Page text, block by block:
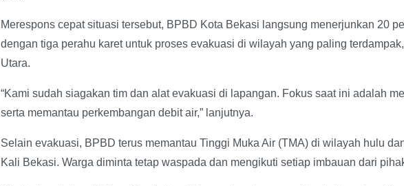
Merespons cepat situasi tersebut, BPBD Kota Bekasi langsung menerjunkan 20
dengan tiga perahu karet untuk proses evakuasi di wilayah yang paling
Utara.
“Kami sudah siagakan tim dan alat evakuasi di lapangan. Fokus saat ini adalah
serta memantau perkembangan debit air,” lanjutnya.
Selain evakuasi, BPBD terus memantau Tinggi Muka Air (TMA) di wilayah hulu
Kali Bekasi. Warga diminta tetap waspada dan mengikuti setiap imbauan dari